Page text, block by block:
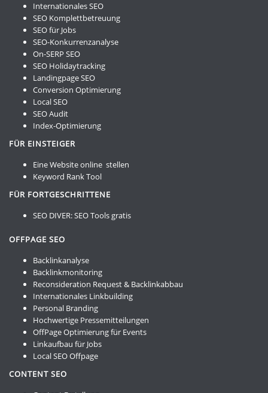
Internationales SEO
SEO Komplettbetreuung
SEO für Jobs
SEO-Konkurrenzanalyse
On-SERP SEO
SEO Holidaytracking
Landingpage SEO
Conversion Optimierung
Local SEO
SEO Audit
Index-Optimierung
FÜR EINSTEIGER
Eine Website online stellen
Keyword Rank Tool
FÜR FORTGESCHRITTENE
SEO DIVER:SEO Tools gratis
OFFPAGE SEO
Backlinkanalyse
Backlinkmonitoring
Reconsideration Request & Backlinkabbau
Internationales Linkbuilding
Personal Branding
Hochwertige Pressemitteilungen
OffPage Optimierung für Events
Linkaufbau für Jobs
Local SEO Offpage
CONTENT SEO